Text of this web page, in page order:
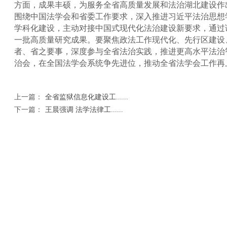
方面，成果丰硕，为服务全省高质量发展和法治湖北建设
围绕中国法学会和省委工作要求，深入推进习近平法治思
学科化建设，主动对接中国式现代化法治建设新要求，通
一批高质量研究成果。要聚焦政法工作现代化、先行区建
者、省之要事，深度参与全省法治实践，推进更高水平法
治会，在全国法学会系统争先进位，推动全省法学会工作
上一篇：
全省监狱信息化建设工......
下一篇：
王晨强调 法学法律工......